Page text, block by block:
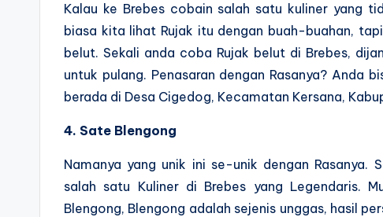
Kalau ke Brebes cobain salah satu kuliner yang
biasa kita lihat Rujak itu dengan buah-buahan,
belut. Sekali anda coba Rujak belut di Brebes,
untuk pulang. Penasaran dengan Rasanya? Anda
berada di Desa Cigedog, Kecamatan Kersana,
4. Sate Blengong
Namanya yang unik ini se-unik dengan
salah satu Kuliner di Brebes yang Legendaris.
Blengong, Blengong adalah sejenis unggas, hasil